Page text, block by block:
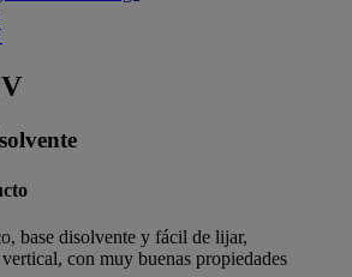
base disolvente y fácil de lijar,
con muy buenas propiedades